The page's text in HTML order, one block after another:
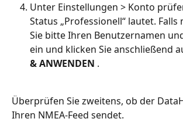
Unter Einstellungen > Konto
Status „Professionell“ lautet. Falls
Sie bitte Ihren Benutzernamen
ein und klicken Sie anschließend
& ANWENDEN .
Überprüfen Sie zweitens, ob der
Ihren NMEA-Feed sendet.